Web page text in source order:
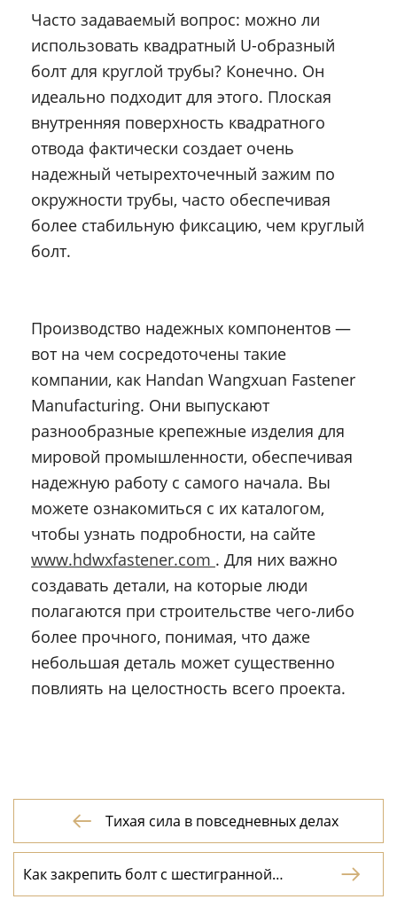
Часто задаваемый вопрос: можно ли
использовать квадратный U-образный
болт для круглой трубы? Конечно. Он
идеально подходит для этого. Плоская
внутренняя поверхность квадратного
отвода фактически создает очень
надежный четырехточечный зажим по
окружности трубы, часто обеспечивая
более стабильную фиксацию, чем круглый
болт.
Производство надежных компонентов —
вот на чем сосредоточены такие
компании, как Handan Wangxuan Fastener
Manufacturing. Они выпускают
разнообразные крепежные изделия для
мировой промышленности, обеспечивая
надежную работу с самого начала. Вы
можете ознакомиться с их каталогом,
чтобы узнать подробности, на сайте
www.hdwxfastener.com . Для них важно
создавать детали, на которые люди
полагаются при строительстве чего-либо
более прочного, понимая, что даже
небольшая деталь может существенно
повлиять на целостность всего проекта.
 Тихая сила в повседневных делах
Как закрепить болт с шестигранной
головкой : повседневная надежность болта
